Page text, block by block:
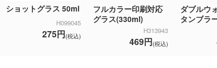
ショットグラス 50ml
H099045
275円(税込)
フルカラー印刷対応
グラス(330ml)
H313943
469円(税込)
ダブルウ
タンブラ